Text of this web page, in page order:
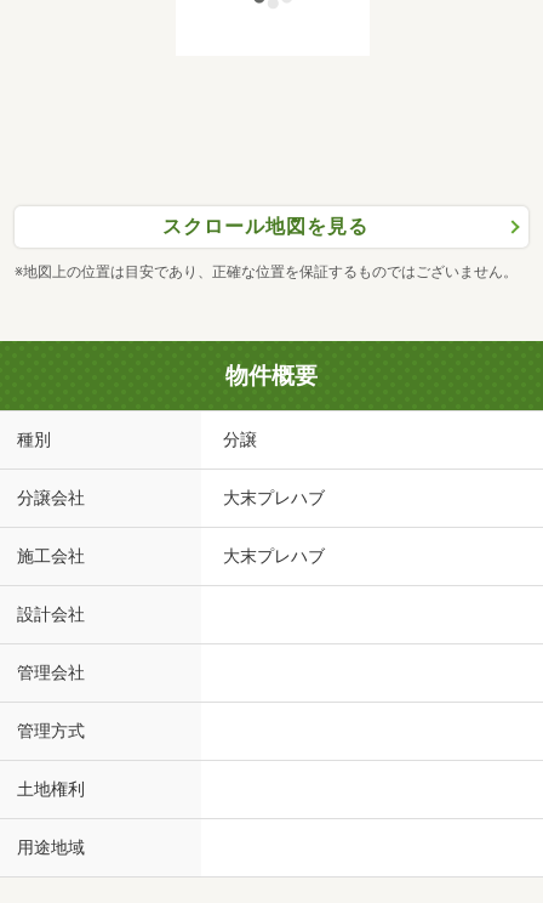
スクロール地図を見る
※地図上の位置は目安であり、正確な位置を保証するものではございません。
物件概要
種別 分譲
分譲会社 大末プレハブ
施工会社 大末プレハブ
設計会社
管理会社
管理方式
土地権利
用途地域